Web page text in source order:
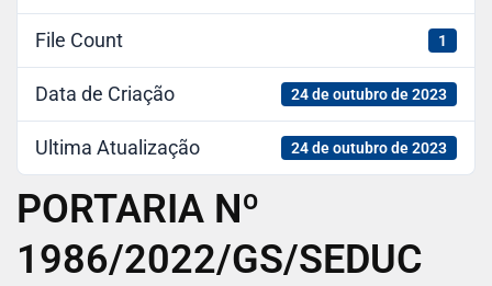
File Count 1
Data de Criação 24 de outubro de 2023
Ultima Atualização 24 de outubro de 2023
PORTARIA Nº
1986/2022/GS/SEDUC